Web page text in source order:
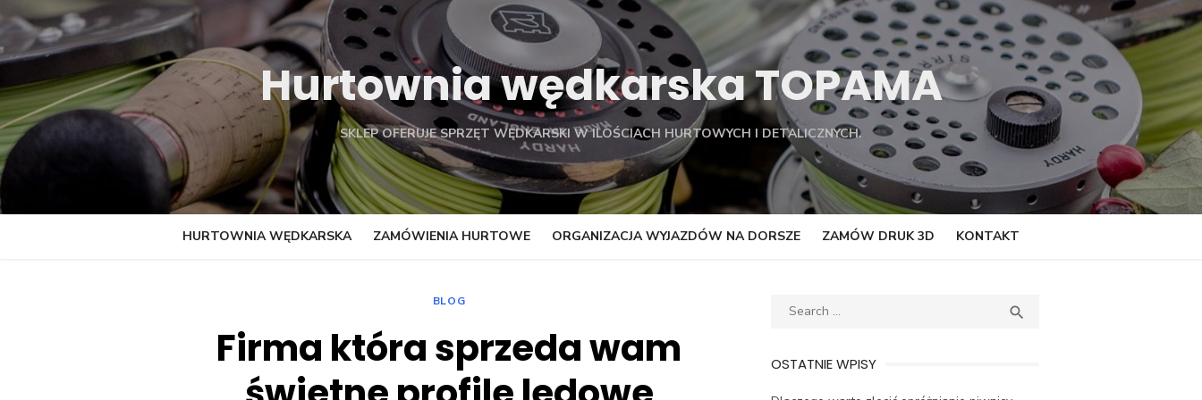
Skip
to
content
Hurtownia wędkarska TOPAMA
SKLEP OFERUJE SPRZĘT WĘDKARSKI W ILOŚCIACH HURTOWYCH I DETALICZNYCH.
HURTOWNIA WĘDKARSKA ZAMÓWIENIA HURTOWE ORGANIZACJA WYJAZDÓW NA DORSZE ZAMÓW DRUK 3D KONTAKT
BLOG
Firma która sprzeda wam
Search

OSTATNIE WPISY